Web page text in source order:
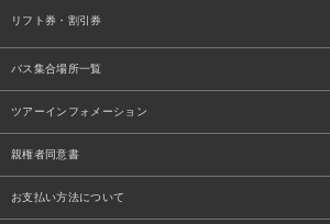
リフト券・割引券
バス集合場所一覧
ツアーインフォメーション
親権者同意書
お支払い方法について